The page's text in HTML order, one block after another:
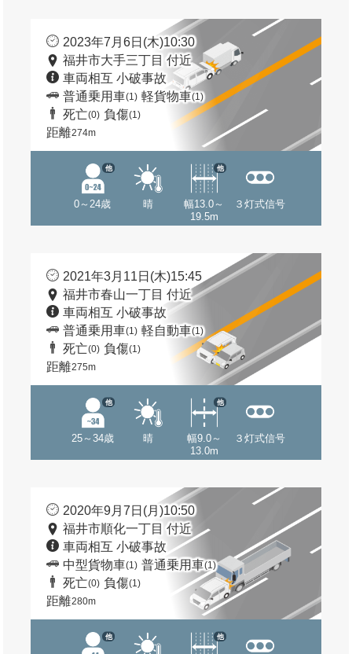
2023年7月6日(木)10:30
福井市大手三丁目 付近
車両相互 小破事故
普通乗用車(1) 軽貨物車(1)
死亡(0) 負傷(1)
距離274m
0～24歳
他
晴
幅13.0～
19.5m
他
３灯式信号
2021年3月11日(木)15:45
福井市春山一丁目 付近
車両相互 小破事故
普通乗用車(1) 軽自動車(1)
死亡(0) 負傷(1)
距離275m
25～34歳
他
晴
幅9.0～
13.0m
他
３灯式信号
2020年9月7日(月)10:50
福井市順化一丁目 付近
車両相互 小破事故
中型貨物車(1) 普通乗用車(1)
死亡(0) 負傷(1)
距離280m
他 他